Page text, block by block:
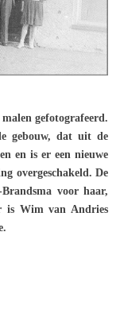
gefotografeerd.
gebouw, dat uit de
en is er een nieuwe
overgeschakeld. De
voor haar,
is Wim van Andries